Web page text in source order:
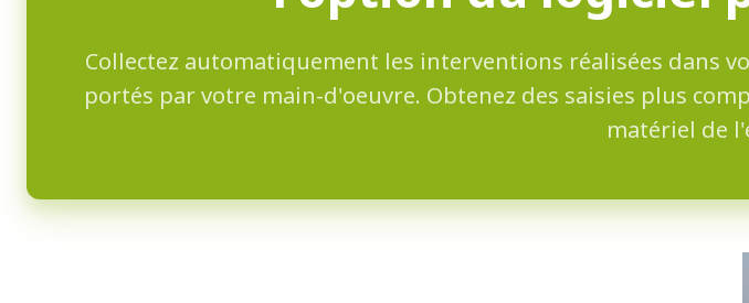
Collectez automatiquement les interventions réalisées dans
portés par votre main-d'oeuvre. Obtenez des saisies plus
matériel de